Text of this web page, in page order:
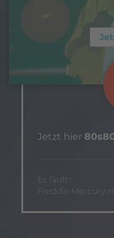
Jetzt hier
Es läuft:
Freddie Mercury